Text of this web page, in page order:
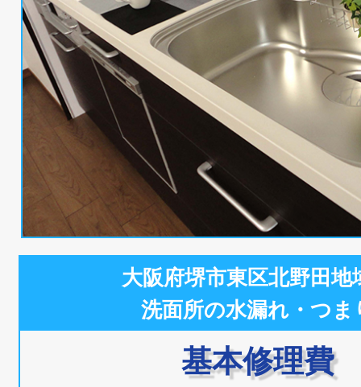
大阪府堺市東区北野田地
洗面所の水漏れ・つま
基本修理費